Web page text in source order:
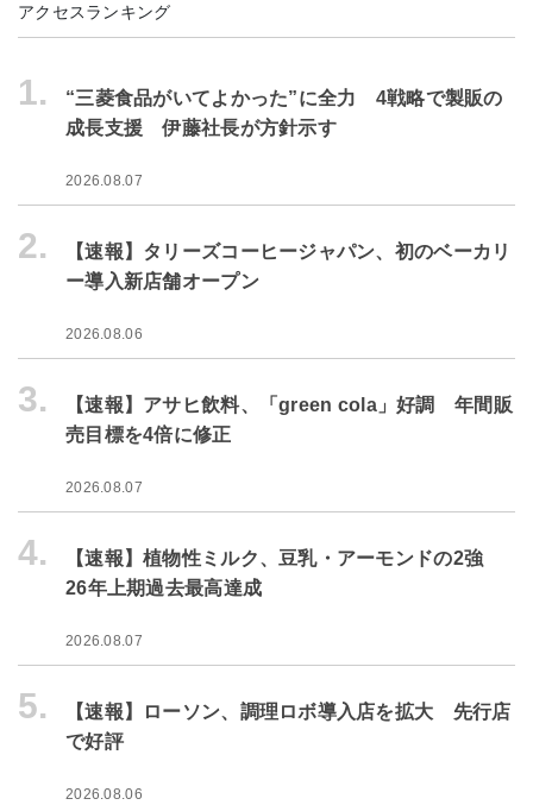
アクセスランキング
1.
“三菱食品がいてよかった”に全力 4戦略で製販の
成長支援 伊藤社長が方針示す
2026.08.07
2.
【速報】タリーズコーヒージャパン、初のベーカリ
ー導入新店舗オープン
2026.08.06
3.
【速報】アサヒ飲料、「green cola」好調 年間販
売目標を4倍に修正
2026.08.07
4.
【速報】植物性ミルク、豆乳・アーモンドの2強
26年上期過去最高達成
2026.08.07
5.
【速報】ローソン、調理ロボ導入店を拡大 先行店
で好評
2026.08.06